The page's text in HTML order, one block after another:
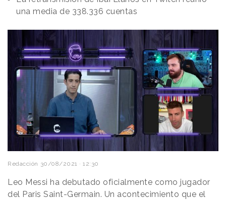
una media de 338.336 cuentas
Redacción 30/08/2021 · 12:30
Leo Messi ha debutado oficialmente como jugador
del Paris Saint-Germain. Un acontecimiento que el